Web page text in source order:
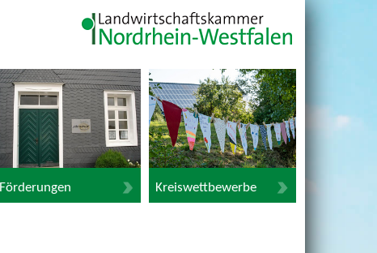
Förderungen Kreiswettbewerbe